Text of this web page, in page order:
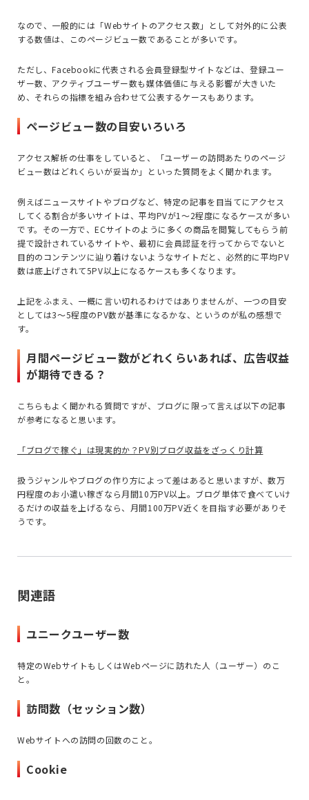
なので、一般的には「Webサイトのアクセス数」として対外的に公表
する数値は、このページビュー数であることが多いです。
ただし、Facebookに代表される会員登録型サイトなどは、登録ユー
ザー数、アクティブユーザー数も媒体価値に与える影響が大きいた
め、それらの指標を組み合わせて公表するケースもあります。
ページビュー数の目安いろいろ
アクセス解析の仕事をしていると、「ユーザーの訪問あたりのページ
ビュー数はどれくらいが妥当か」といった質問をよく聞かれます。
例えばニュースサイトやブログなど、特定の記事を目当てにアクセス
してくる割合が多いサイトは、平均PVが1〜2程度になるケースが多い
です。その一方で、ECサイトのように多くの商品を閲覧してもらう前
提で設計されているサイトや、最初に会員認証を行ってからでないと
目的のコンテンツに辿り着けないようなサイトだと、必然的に平均PV
数は底上げされて5PV以上になるケースも多くなります。
上記をふまえ、一概に言い切れるわけではありませんが、一つの目安
としては3〜5程度のPV数が基準になるかな、というのが私の感想で
す。
月間ページビュー数がどれくらいあれば、広告収益
が期待できる？
こちらもよく聞かれる質問ですが、ブログに限って言えば以下の記事
が参考になると思います。
「ブログで稼ぐ」は現実的か？PV別ブログ収益をざっくり計算
扱うジャンルやブログの作り方によって差はあると思いますが、数万
円程度のお小遣い稼ぎなら月間10万PV以上。ブログ単体で食べていけ
るだけの収益を上げるなら、月間100万PV近くを目指す必要がありそ
うです。
関連語
ユニークユーザー数
特定のWebサイトもしくはWebページに訪れた人（ユーザー）のこ
と。
訪問数（セッション数）
Webサイトへの訪問の回数のこと。
Cookie